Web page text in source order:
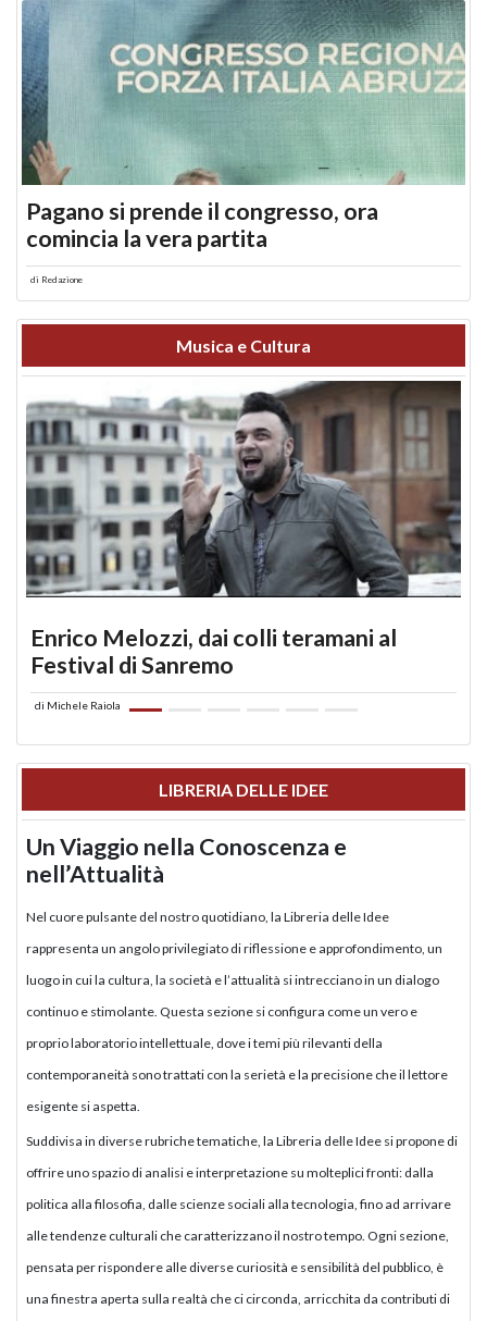
Pagano si prende il congresso, ora
comincia la vera partita
di Redazione
Musica e Cultura
Enrico Melozzi, dai colli teramani al
Festival di Sanremo
di Michele Raiola
LIBRERIA DELLE IDEE
Un Viaggio nella Conoscenza e
nell’Attualità
Nel cuore pulsante del nostro quotidiano, la Libreria delle Idee
rappresenta un angolo privilegiato di riflessione e approfondimento, un
luogo in cui la cultura, la società e l’attualità si intrecciano in un dialogo
continuo e stimolante. Questa sezione si configura come un vero e
proprio laboratorio intellettuale, dove i temi più rilevanti della
contemporaneità sono trattati con la serietà e la precisione che il lettore
esigente si aspetta.
Suddivisa in diverse rubriche tematiche, la Libreria delle Idee si propone di
offrire uno spazio di analisi e interpretazione su molteplici fronti: dalla
politica alla filosofia, dalle scienze sociali alla tecnologia, fino ad arrivare
alle tendenze culturali che caratterizzano il nostro tempo. Ogni sezione,
pensata per rispondere alle diverse curiosità e sensibilità del pubblico, è
una finestra aperta sulla realtà che ci circonda, arricchita da contributi di